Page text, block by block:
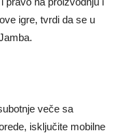
igre, tvrdi da se u
veče sa
isključite mobilne